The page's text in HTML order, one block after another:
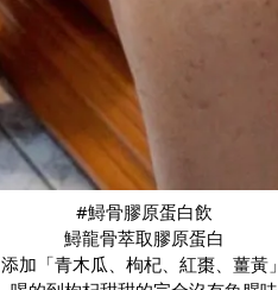
#鱘骨膠原蛋白飲
鱘龍骨萃取膠原蛋白
添加「青木瓜、枸杞、紅棗、薑黃」